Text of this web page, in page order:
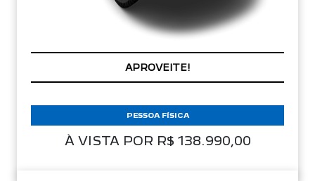
APROVEITE!
À VISTA POR R$ 138.990,00
PESSOA FÍSICA